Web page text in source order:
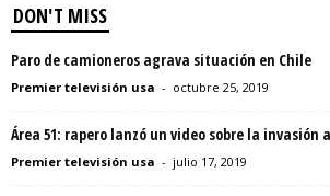
DON'T MISS
Paro de camioneros agrava situación en Chile
Premier televisión usa - octubre 25, 2019
Área 51: rapero lanzó un video sobre la
Premier televisión usa - julio 17, 2019